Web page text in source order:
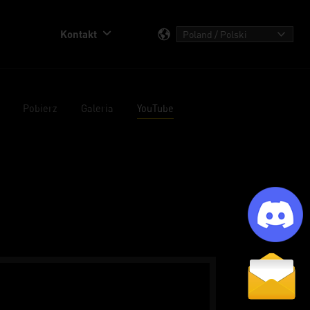
Kontakt
Pobierz Galeria YouTube